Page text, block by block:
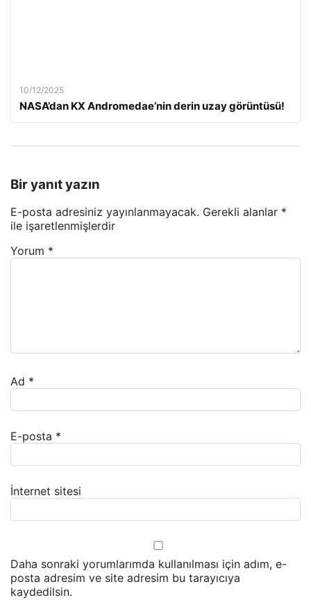
10/12/2025
NASA’dan KX Andromedae’nin derin uzay görüntüsü!
Bir yanıt yazın
E-posta adresiniz yayınlanmayacak. Gerekli alanlar *
ile işaretlenmişlerdir
Yorum *
Ad *
E-posta *
İnternet sitesi
Daha sonraki yorumlarımda kullanılması için adım, e-
posta adresim ve site adresim bu tarayıcıya
kaydedilsin.